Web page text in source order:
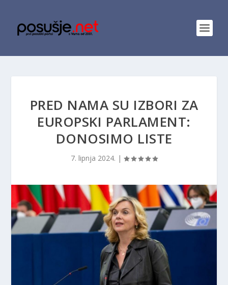
PRED NAMA SU IZBORI ZA
EUROPSKI PARLAMENT:
DONOSIMO LISTE
7. lipnja 2024. |